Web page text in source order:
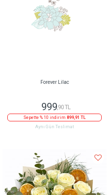
Forever Lilac
999,90 TL
Sepette % 10 indirim 899,91 TL
Aynı Gün Teslimat